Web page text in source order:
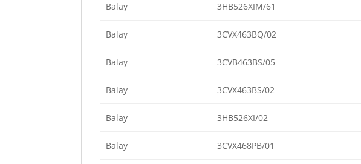
Balay 3HB526XIM/61
Balay 3CVX463BQ/02
Balay 3CVB463BS/05
Balay 3CVX463BS/02
Balay 3HB526XI/02
Balay 3CVX468PB/01